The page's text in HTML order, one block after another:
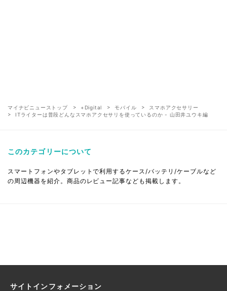
マイナビニューストップ +Digital モバイル
スマホアクセサリー
ITライターは普段どんなスマホアクセサリを使っているのか - 山田井ユウキ編
このカテゴリーについて
スマートフォンやタブレットで利用するケース/バッテリ/ケーブルなど
の周辺機器を紹介。商品のレビュー記事なども掲載します。
サイトインフォメーション